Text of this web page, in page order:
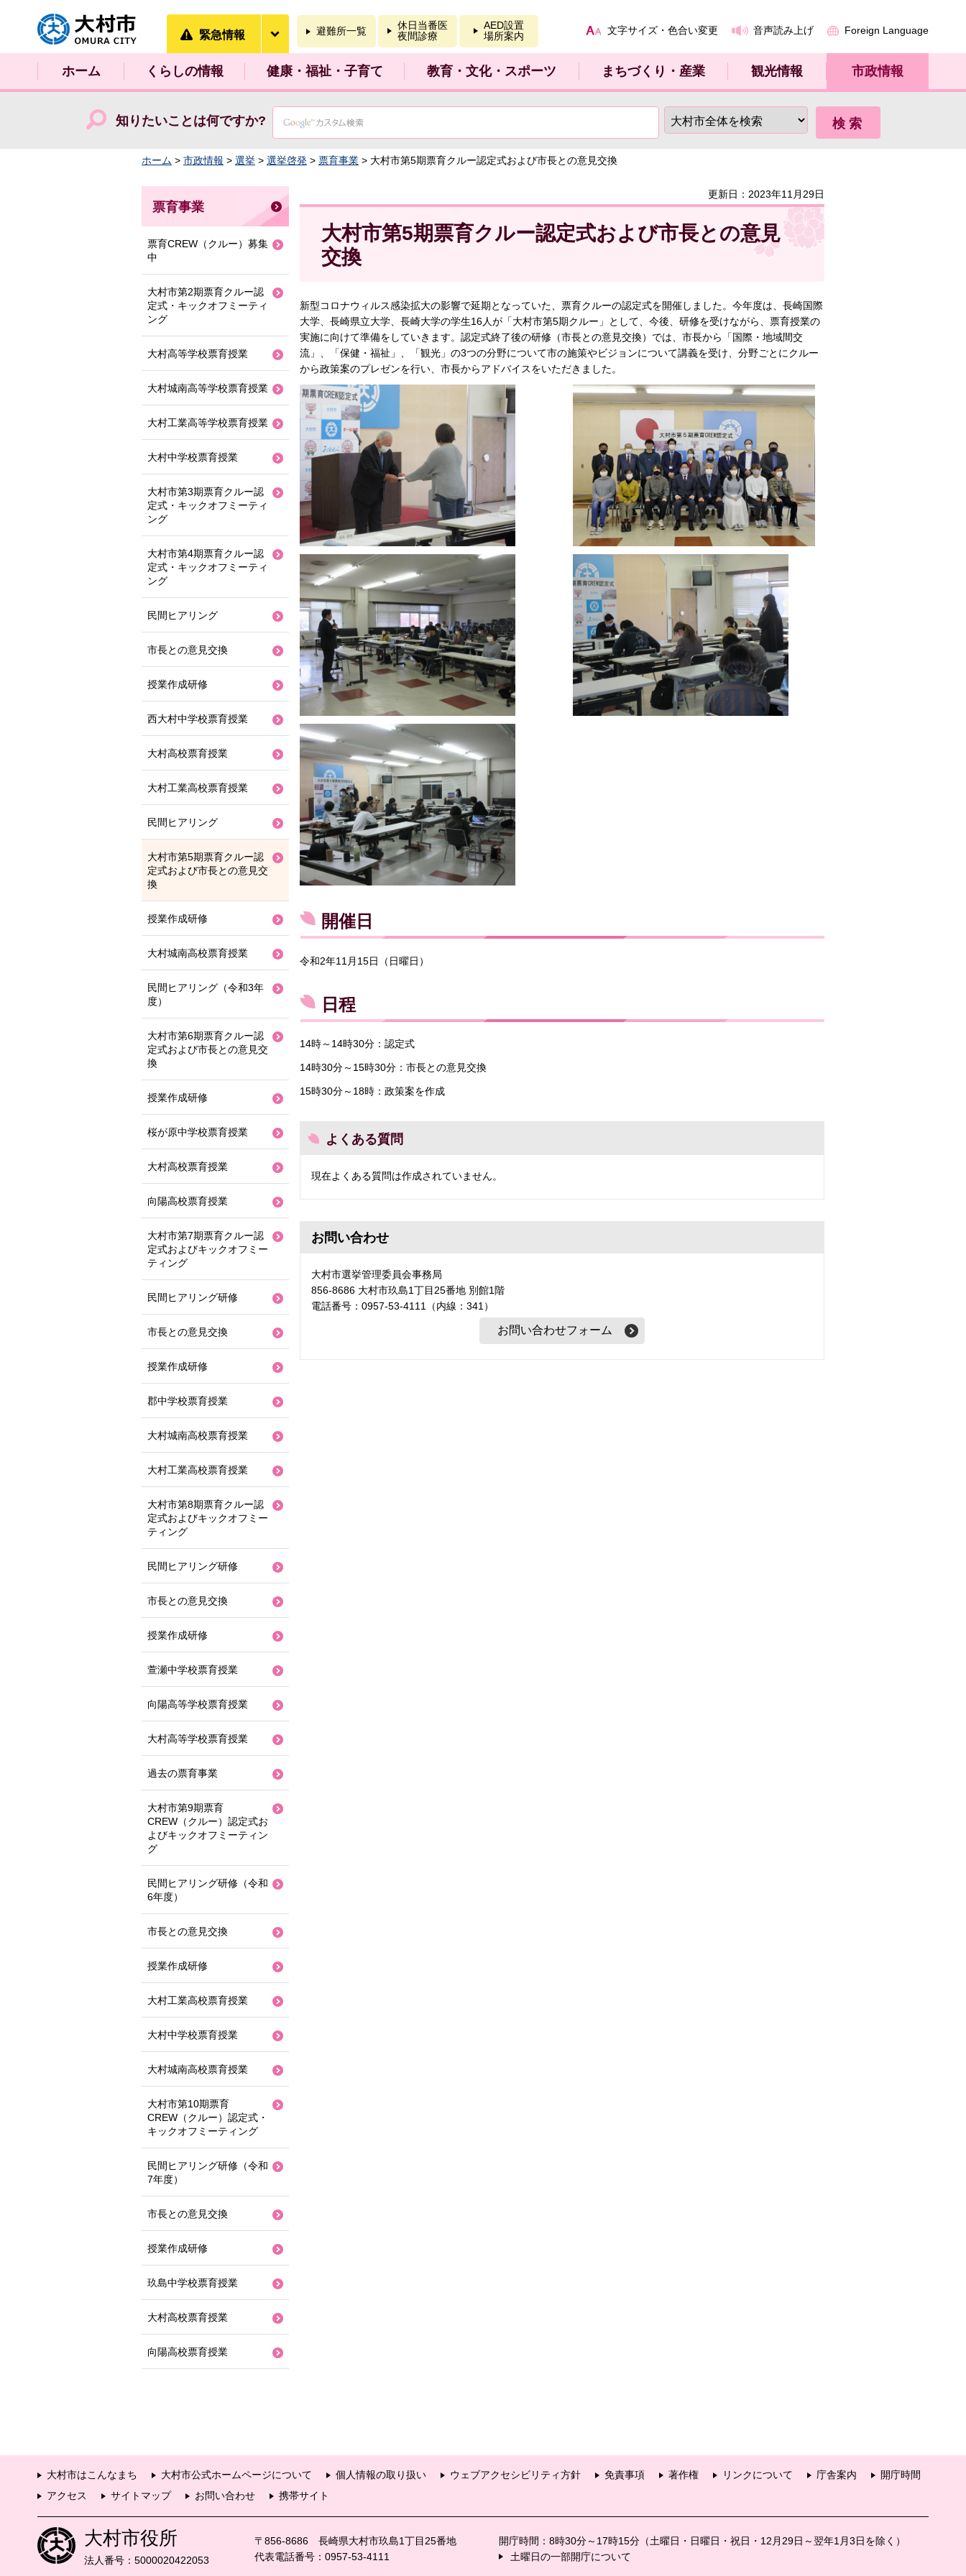
大村市
緊急情報 避難所一覧
休日当番医
夜間診療
AED設置
場所案内
文字サイズ・色合い変更 音声読み上げ Foreign Language
ホーム くらしの情報 健康・福祉・子育て 教育・文化・スポーツ まちづくり・産業 観光情報 市政情報
知りたいことは何ですか?
ホーム > 市政情報 > 選挙 > 選挙啓発 > 票育事業 > 大村市第5期票育クルー認定式および市長との意見交換
更新日：2023年11月29日
大村市第5期票育クルー認定式および市長との意見
交換
新型コロナウィルス感染拡大の影響で延期となっていた、票育クルーの認定式を開催しました。今年度は、長崎国際
大学、長崎県立大学、長崎大学の学生16人が「大村市第5期クルー」として、今後、研修を受けながら、票育授業の
実施に向けて準備をしていきます。認定式終了後の研修（市長との意見交換）では、市長から「国際・地域間交
流」、「保健・福祉」、「観光」の3つの分野について市の施策やビジョンについて講義を受け、分野ごとにクルー
から政策案のプレゼンを行い、市長からアドバイスをいただきました。
開催日
令和2年11月15日（日曜日）
日程
14時～14時30分：認定式
14時30分～15時30分：市長との意見交換
15時30分～18時：政策案を作成
よくある質問
現在よくある質問は作成されていません。
お問い合わせ
大村市選挙管理委員会事務局
856-8686 大村市玖島1丁目25番地 別館1階
電話番号：0957-53-4111（内線：341）
票育事業
票育CREW（クルー）募集
中
大村市第2期票育クルー認
定式・キックオフミーティ
ング
大村高等学校票育授業
大村城南高等学校票育授業
大村工業高等学校票育授業
大村中学校票育授業
大村市第3期票育クルー認
定式・キックオフミーティ
ング
大村市第4期票育クルー認
定式・キックオフミーティ
ング
民間ヒアリング
市長との意見交換
授業作成研修
西大村中学校票育授業
大村高校票育授業
大村工業高校票育授業
民間ヒアリング
大村市第5期票育クルー認
定式および市長との意見交
換
授業作成研修
大村城南高校票育授業
民間ヒアリング（令和3年
度）
大村市第6期票育クルー認
定式および市長との意見交
換
授業作成研修
桜が原中学校票育授業
大村高校票育授業
向陽高校票育授業
大村市第7期票育クルー認
定式およびキックオフミー
ティング
民間ヒアリング研修
市長との意見交換
授業作成研修
郡中学校票育授業
大村城南高校票育授業
大村工業高校票育授業
大村市第8期票育クルー認
定式およびキックオフミー
ティング
民間ヒアリング研修
市長との意見交換
授業作成研修
萱瀬中学校票育授業
向陽高等学校票育授業
大村高等学校票育授業
過去の票育事業
大村市第9期票育
CREW（クルー）認定式お
よびキックオフミーティン
グ
民間ヒアリング研修（令和
6年度）
市長との意見交換
授業作成研修
大村工業高校票育授業
大村中学校票育授業
大村城南高校票育授業
大村市第10期票育
CREW（クルー）認定式・
キックオフミーティング
民間ヒアリング研修（令和
7年度）
市長との意見交換
授業作成研修
玖島中学校票育授業
大村高校票育授業
向陽高校票育授業
大村市はこんなまち 大村市公式ホームページについて 個人情報の取り扱い ウェブアクセシビリティ方針 免責事項 著作権 リンクについて 庁舎案内
開庁時間
アクセス
サイトマップ お問い合わせ 携帯サイト
大村市役所
法人番号：5000020422053
〒856-8686 長崎県大村市玖島1丁目25番地
代表電話番号：0957-53-4111
開庁時間：8時30分～17時15分（土曜日・日曜日・祝日・12月29日～翌年1月3日を除く）
土曜日の一部開庁について